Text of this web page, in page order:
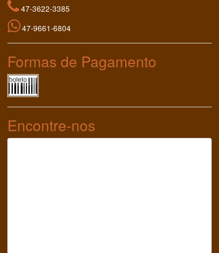
47-3622-3385
47-9661-6804
Formas de Pagamento
Encontre-nos